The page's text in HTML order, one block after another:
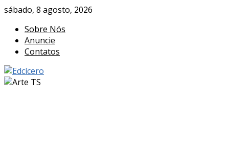
sábado, 8 agosto, 2026
Sobre Nós
Anuncie
Contatos